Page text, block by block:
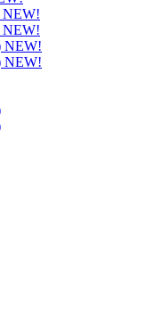
NEW!
NEW!
NEW!
NEW!